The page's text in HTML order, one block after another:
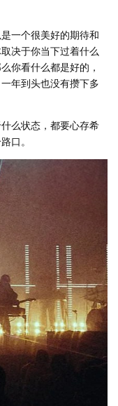
一个很美好的期待和
决于你当下过着什么
你看什么都是好的，
年到头也没有攒下多
么状态，都要心存希
口。